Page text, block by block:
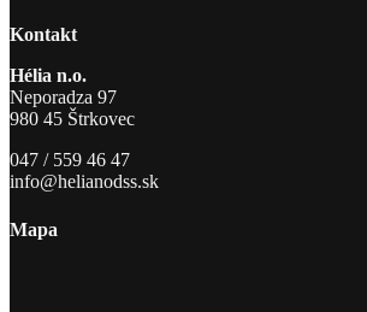
Kontakt
Hélia n.o.
Neporadza 97
980 45 Štrkovec
047 / 559 46 47
info@helianodss.sk
Mapa